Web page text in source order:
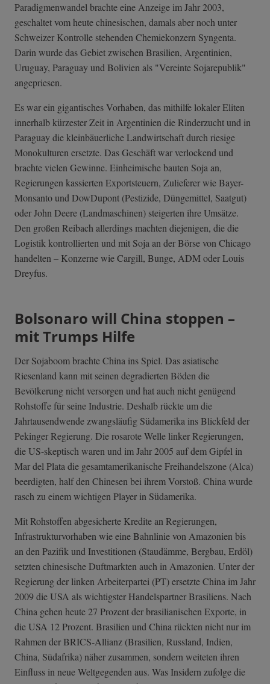
Paradigmenwandel brachte eine Anzeige im Jahr 2003,
geschaltet vom heute chinesischen, damals aber noch unter
Schweizer Kontrolle stehenden Chemiekonzern Syngenta.
Darin wurde das Gebiet zwischen Brasilien, Argentinien,
Uruguay, Paraguay und Bolivien als "Vereinte Sojarepublik"
angepriesen.
Es war ein gigantisches Vorhaben, das mithilfe lokaler Eliten
innerhalb kürzester Zeit in Argentinien die Rinderzucht und in
Paraguay die kleinbäuerliche Landwirtschaft durch riesige
Monokulturen ersetzte. Das Geschäft war verlockend und
brachte vielen Gewinne. Einheimische bauten Soja an,
Regierungen kassierten Exportsteuern, Zulieferer wie Bayer-
Monsanto und DowDupont (Pestizide, Düngemittel, Saatgut)
oder John Deere (Landmaschinen) steigerten ihre Umsätze.
Den großen Reibach allerdings machten diejenigen, die die
Logistik kontrollierten und mit Soja an der Börse von Chicago
handelten – Konzerne wie Cargill, Bunge, ADM oder Louis
Dreyfus.
Bolsonaro will China stoppen –
mit Trumps Hilfe
Der Sojaboom brachte China ins Spiel. Das asiatische
Riesenland kann mit seinen degradierten Böden die
Bevölkerung nicht versorgen und hat auch nicht genügend
Rohstoffe für seine Industrie. Deshalb rückte um die
Jahrtausendwende zwangsläufig Südamerika ins Blickfeld der
Pekinger Regierung. Die rosarote Welle linker Regierungen,
die US-skeptisch waren und im Jahr 2005 auf dem Gipfel in
Mar del Plata die gesamtamerikanische Freihandelszone (Alca)
beerdigten, half den Chinesen bei ihrem Vorstoß. China wurde
rasch zu einem wichtigen Player in Südamerika.
Mit Rohstoffen abgesicherte Kredite an Regierungen,
Infrastrukturvorhaben wie eine Bahnlinie von Amazonien bis
an den Pazifik und Investitionen (Staudämme, Bergbau, Erdöl)
setzten chinesische Duftmarkten auch in Amazonien. Unter der
Regierung der linken Arbeiterpartei (PT) ersetzte China im Jahr
2009 die USA als wichtigster Handelspartner Brasiliens. Nach
China gehen heute 27 Prozent der brasilianischen Exporte, in
die USA 12 Prozent. Brasilien und China rückten nicht nur im
Rahmen der BRICS-Allianz (Brasilien, Russland, Indien,
China, Südafrika) näher zusammen, sondern weiteten ihren
Einfluss in neue Weltgegenden aus. Was Insidern zufolge die